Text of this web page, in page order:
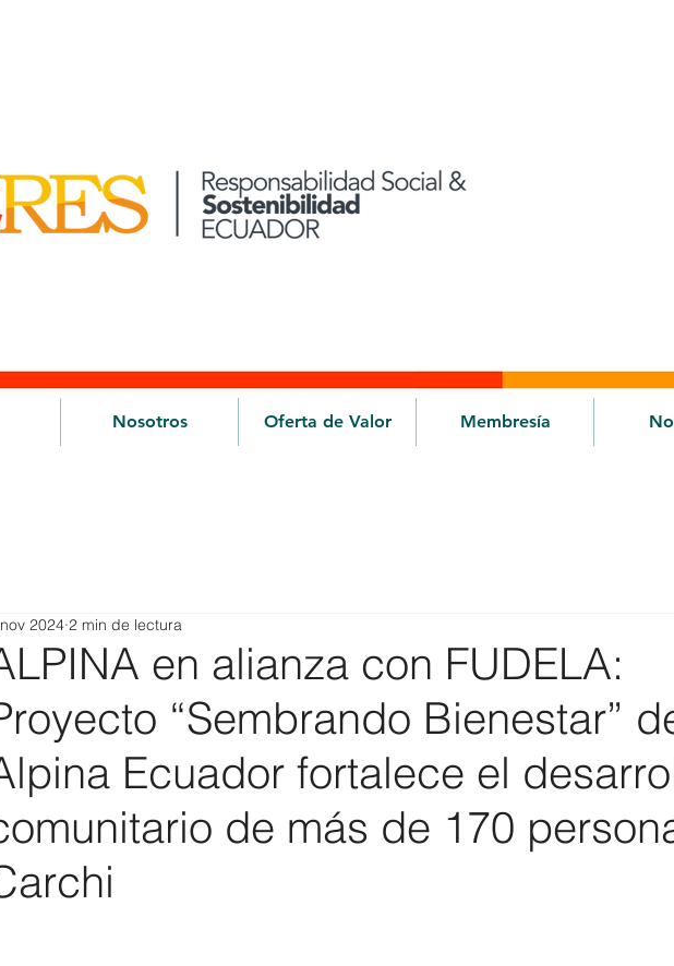
Nosotros Oferta de Valor Membresía
en alianza con FUDELA:
“Sembrando Bienestar”
Ecuador fortalece el
de más de 170
2024 2 min de lectura